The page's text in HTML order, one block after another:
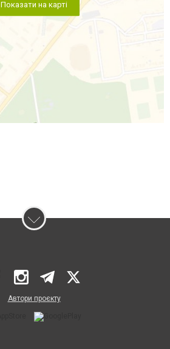
Показати на карті
Автори проєкту